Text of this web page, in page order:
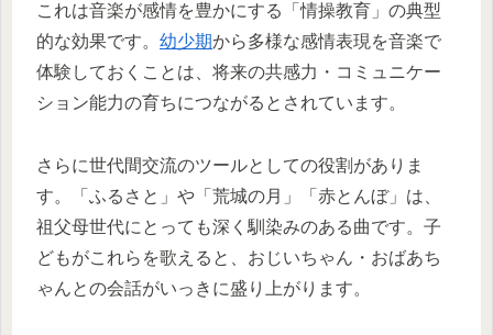
これは音楽が感情を豊かにする「情操教育」の典型
的な効果です。 幼少期から多様な感情表現を音楽で
体験しておくことは、将来の共感力・コミュニケー
ション能力の育ちにつながるとされています。
さらに世代間交流のツールとしての役割がありま
す。「ふるさと」や「荒城の月」「赤とんぼ」は、
祖父母世代にとっても深く馴染みのある曲です。子
どもがこれらを歌えると、おじいちゃん・おばあち
ゃんとの会話がいっきに盛り上がります。